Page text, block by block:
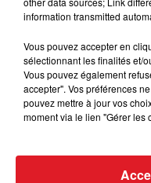
15 juillet 2026
BÉTHUNE:
VOLONTAIRE EN
Selon les premiers
information transmitted
Vous pouvez accepter en
sélectionnant les finalités et/
Vous pouvez également
accepter". Vos préférences
pouvez mettre à jour vos
moment via le lien "Gérer les